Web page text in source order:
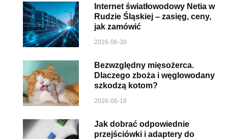
Internet światłowodowy Netia w
Rudzie Śląskiej – zasięg, ceny,
jak zamówić
2026-06-30
Bezwzględny mięsożerca.
Dlaczego zboża i węglowodany
szkodzą kotom?
2026-06-18
Jak dobrać odpowiednie
przejściówki i adaptery do